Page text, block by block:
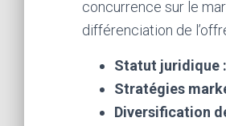
concurrence sur le
différenciation de
Statut juridique :
Stratégies
Diversification